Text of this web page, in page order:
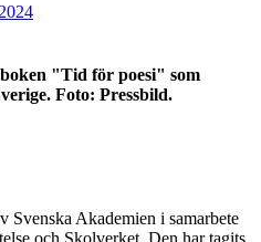
"Tid för poesi" som
Foto: Pressbild.
Svenska Akademien i samarbete